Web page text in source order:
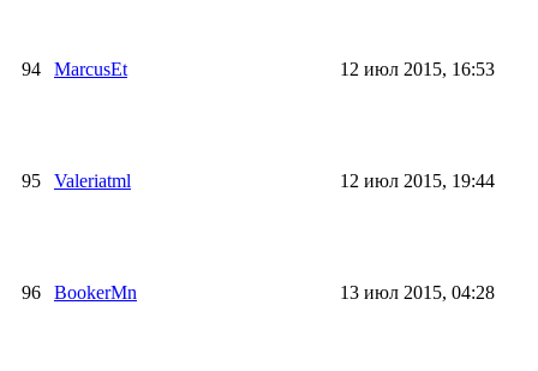
94 MarcusEt 12 июл 2015, 16:53
95 Valeriatml 12 июл 2015, 19:44
96 BookerMn 13 июл 2015, 04:28